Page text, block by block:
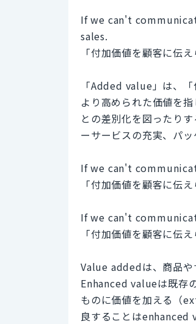
If we can't
sales.
「付加価値を顧客に伝
「Added value」は、
より高められた価値を
との差別化を図ったり
ーサービスの充実、パ
If we can't
「付加価値を顧客に伝
If we can't
「付加価値を顧客に伝
Value addedは、商品や
Enhanced valueは既存
ものに価値を加える（
良することはenhanced